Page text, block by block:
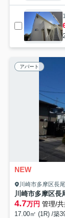
アパート
NEW
川崎市多摩区長尾
川崎市多摩区長
4.7万円 管理/
17.00㎡ (1R) /築